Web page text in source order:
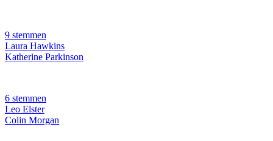
9 stemmen
Laura Hawkins
Katherine Parkinson
6 stemmen
Leo Elster
Colin Morgan